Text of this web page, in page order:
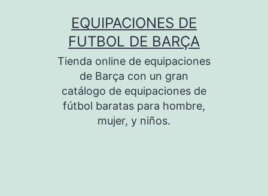
EQUIPACIONES DE
FUTBOL DE BARÇA
Tienda online de equipaciones
de Barça con un gran
catálogo de equipaciones de
fútbol baratas para hombre,
mujer, y niños.